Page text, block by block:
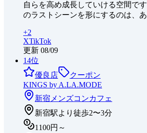
自らを高め成長していける空間で
のラストシーンを形にするのは、
+2
XTikTok
更新 08/09
14位
優良店
クーポン
KINGS by A.LA.MODE
新宿 メンズコンカフェ
新宿駅より徒歩2〜3分
1100円～